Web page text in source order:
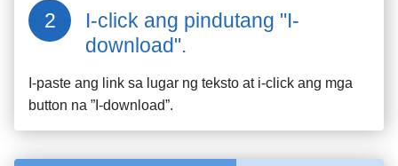
I-click ang pindutang "I-
download".
I-paste ang link sa lugar ng teksto at i-click ang mga
button na ”I-download”.